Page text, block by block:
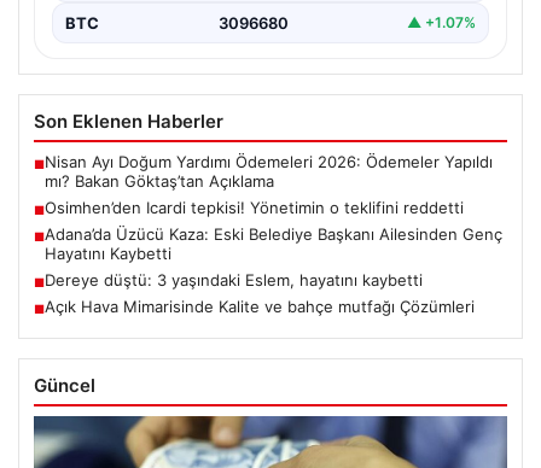
BTC 3096680 ▲ +1.07%
Son Eklenen Haberler
■Nisan Ayı Doğum Yardımı Ödemeleri 2026: Ödemeler Yapıldı
mı? Bakan Göktaş’tan Açıklama
■Osimhen’den Icardi tepkisi! Yönetimin o teklifini reddetti
■Adana’da Üzücü Kaza: Eski Belediye Başkanı Ailesinden Genç
Hayatını Kaybetti
■Dereye düştü: 3 yaşındaki Eslem, hayatını kaybetti
■Açık Hava Mimarisinde Kalite ve bahçe mutfağı Çözümleri
Güncel